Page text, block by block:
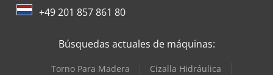
+49 201 857 861 80
Búsquedas actuales de máquinas:
Torno Para Madera
Cizalla Hidráulica